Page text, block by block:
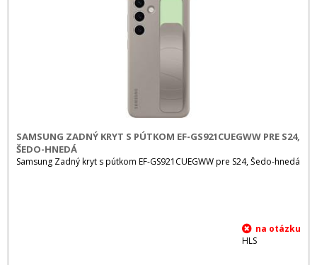
SAMSUNG ZADNÝ KRYT S PÚTKOM EF-GS921CUEGWW PRE S24,
ŠEDO-HNEDÁ
Samsung Zadný kryt s pútkom EF-GS921CUEGWW pre S24, Šedo-hnedá
HLS